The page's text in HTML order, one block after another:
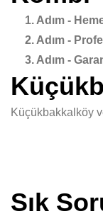
1. Adım -
2. Adım -
3. Adım -
Küçükbakkalköy
Sık